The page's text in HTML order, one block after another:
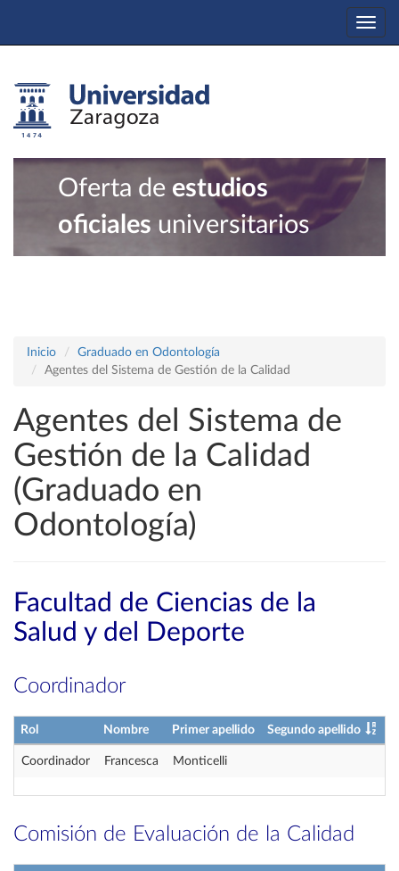
Oferta de estudios
oficiales universitarios
Inicio
Graduado en Odontología
Agentes del Sistema de Gestión de la Calidad
Agentes del Sistema de
Gestión de la Calidad
(Graduado en
Odontología)
Facultad de Ciencias de la
Salud y del Deporte
Coordinador
Rol Nombre Primer apellido Segundo apellido
Coordinador Francesca Monticelli
Comisión de Evaluación de la Calidad